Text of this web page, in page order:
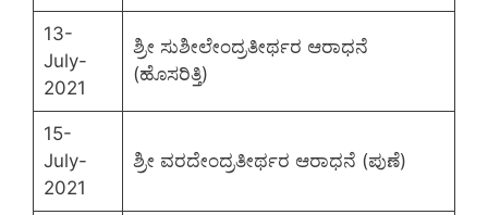
13-
July-
2021
ಶ್ರೀ ಸುಶೀಲೇಂದ್ರತೀರ್ಥರ ಆರಾಧನೆ
(ಹೊಸರಿತ್ತಿ)
15-
July-
2021
ಶ್ರೀ ವರದೇಂದ್ರತೀರ್ಥರ ಆರಾಧನೆ (ಪುಣೆ)